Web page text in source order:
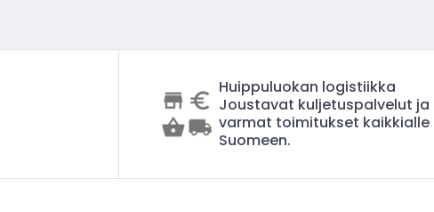
Huippuluokan logistiikka
Joustavat kuljetuspalvelut ja
varmat toimitukset kaikkialle
Suomeen.